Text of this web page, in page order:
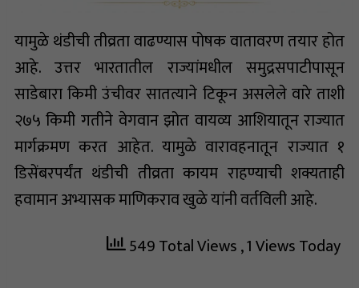
यामुळे थंडीची तीव्रता वाढण्यास पोषक वातावरण तयार होत
आहे. उत्तर भारतातील राज्यांमधील समुद्रसपाटीपासून
साडेबारा किमी उंचीवर सातत्याने टिकून असलेले वारे ताशी
२७५ किमी गतीने वेगवान झोत वायव्य आशियातून राज्यात
मार्गक्रमण करत आहेत. यामुळे वारावहनातून राज्यात १
डिसेंबरपर्यंत थंडीची तीव्रता कायम राहण्याची शक्यताही
हवामान अभ्यासक माणिकराव खुळे यांनी वर्तविली आहे.
549 Total Views, 1 Views Today